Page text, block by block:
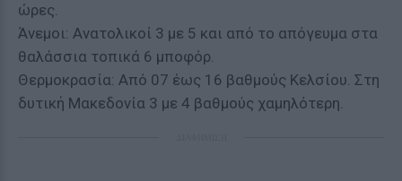
ώρες.
Άνεμοι: Ανατολικοί 3 με 5 και από το απόγευμα στα
θαλάσσια τοπικά 6 μποφόρ.
Θερμοκρασία: Από 07 έως 16 βαθμούς Κελσίου. Στη
δυτική Μακεδονία 3 με 4 βαθμούς χαμηλότερη.